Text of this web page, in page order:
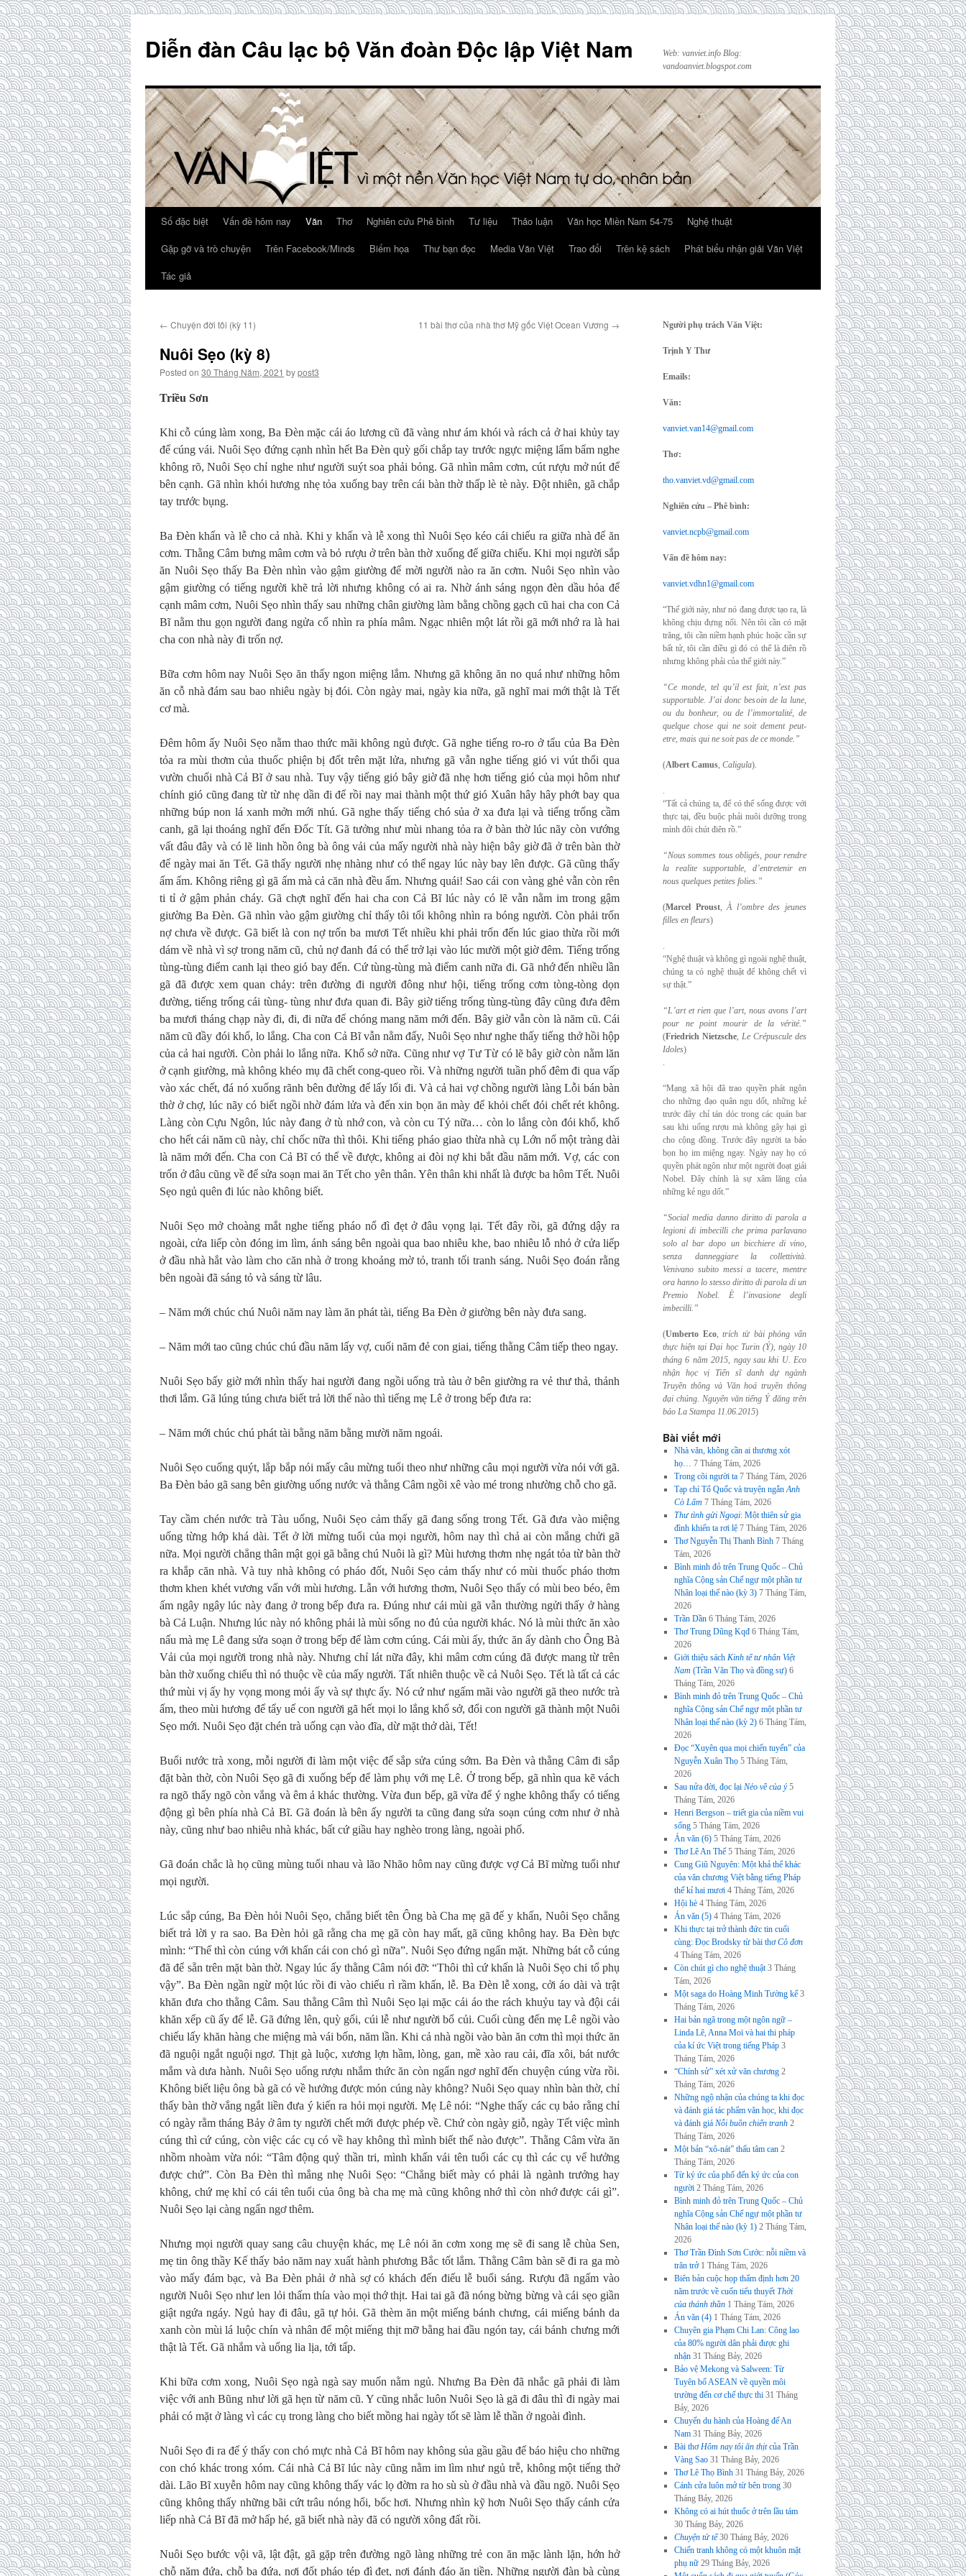
content
Diễn đàn Câu lạc bộ Văn đoàn Độc lập Việt Nam
Web: vanviet.info Blog:
vandoanviet.blogspot.com
Số đặc biệt Vấn đề hôm nay Văn Thơ Nghiên cứu Phê bình Tư liệu Thảo luận Văn học Miền Nam 54-75
Nghệ thuật
Gặp gỡ và trò chuyện
Trên Facebook/Minds Biếm họa Thư bạn đọc Media Văn Việt Trao đổi Trên kệ sách
Phát biểu nhận giải Văn Việt
Tác giả
← Chuyện đời tôi (kỳ 11) 11 bài thơ của nhà thơ Mỹ gốc Việt Ocean Vương →
Nuôi Sẹo (kỳ 8)
Posted on 30 Tháng Năm, 2021 bypost3
Triều Sơn
Khi cỗ cúng làm xong, Ba Đèn mặc cái áo lương cũ đã vàng như ám khói và rách cả ở hai khủy tay
để cúng vái. Nuôi Sẹo đứng cạnh nhìn hết Ba Đèn quỳ gối chắp tay trước ngực miệng lẩm bẩm nghe
không rõ, Nuôi Sẹo chỉ nghe như người suýt soa phải bỏng. Gã nhìn mâm cơm, cút rượu mở nút để
bên cạnh. Gã nhìn khói hương nhẹ tỏa xuống bay trên cái bàn thờ thấp lè tè này. Đột nhiên, gã chắp
tay trước bụng.
Ba Đèn khấn và lễ cho cả nhà. Khi y khấn và lễ xong thì Nuôi Sẹo kéo cái chiếu ra giữa nhà để ăn
cơm. Thằng Câm bưng mâm cơm và bỏ rượu ở trên bàn thờ xuống để giữa chiếu. Khi mọi người sắp
ăn Nuôi Sẹo thấy Ba Đèn nhìn vào gậm giường để mời người nào ra ăn cơm. Nuôi Sẹo nhìn vào
gậm giường có tiếng người khẽ trả lời nhưng không có ai ra. Nhờ ánh sáng ngọn đèn dầu hỏa để
cạnh mâm cơm, Nuôi Sẹo nhìn thấy sau những chân giường làm bằng chồng gạch cũ hai cha con Cả
Bĩ nằm thu gọn người đang ngửa cổ nhìn ra phía mâm. Ngạc nhiên một lát rồi gã mới nhớ ra là hai
cha con nhà này đi trốn nợ.
Bữa cơm hôm nay Nuôi Sẹo ăn thấy ngon miệng lắm. Nhưng gã không ăn no quá như những hôm
ăn cỗ nhà đám sau bao nhiêu ngày bị đói. Còn ngày mai, ngày kia nữa, gã nghĩ mai mới thật là Tết
cơ mà.
Đêm hôm ấy Nuôi Sẹo nằm thao thức mãi không ngủ được. Gã nghe tiếng ro-ro ở tẩu của Ba Đèn
tỏa ra mùi thơm của thuốc phiện bị đốt trên mặt lửa, nhưng gã vẫn nghe tiếng gió vi vút thổi qua
vườn chuối nhà Cả Bĩ ở sau nhà. Tuy vậy tiếng gió bây giờ đã nhẹ hơn tiếng gió của mọi hôm như
chính gió cũng đang từ từ nhẹ dần đi để rồi nay mai thành một thứ gió Xuân hây hây phớt bay qua
những búp non lá xanh mởn mới nhú. Gã nghe thấy tiếng chó sủa ở xa đưa lại và tiếng trống cầm
canh, gã lại thoáng nghĩ đến Đốc Tít. Gã tưởng như mùi nhang tỏa ra ở bàn thờ lúc nãy còn vướng
vất đâu đây và có lẽ linh hồn ông bà ông vải của mấy người nhà này hiện bây giờ đã ở trên bàn thờ
để ngày mai ăn Tết. Gã thấy người nhẹ nhàng như có thể ngay lúc này bay lên được. Gã cũng thấy
ấm ấm. Không riêng gì gã ấm mà cả căn nhà đều ấm. Nhưng quái! Sao cái con vàng ghẻ vẫn còn rên
ti tỉ ở gậm phản cháy. Gã chợt nghĩ đến hai cha con Cả Bĩ lúc này có lẽ vẫn nằm im trong gậm
giường Ba Đèn. Gã nhìn vào gậm giường chỉ thấy tôi tối không nhìn ra bóng người. Còn phải trốn
nợ chưa về được. Gã biết là con nợ trốn ba mươi Tết nhiều khi phải trốn đến lúc giao thừa rồi mới
dám về nhà vì sợ trong năm cũ, chủ nợ đanh đá có thể trở lại vào lúc mười một giờ đêm. Tiếng trống
tùng-tùng điểm canh lại theo gió bay đến. Cứ tùng-tùng mà điểm canh nữa đi. Gã nhớ đến nhiều lần
gã đã được xem quan chảy: trên đường đi người đông như hội, tiếng trống cơm tòng-tòng dọn
đường, tiếng trống cái tùng- tùng như đưa quan đi. Bây giờ tiếng trống tùng-tùng đây cũng đưa đêm
ba mươi tháng chạp này đi, đi, đi nữa để chóng mang năm mới đến. Bây giờ vẫn còn là năm cũ. Cái
năm cũ đầy đói khổ, lo lắng. Cha con Cả Bĩ vẫn nằm đấy, Nuôi Sẹo như nghe thấy tiếng thở hồi hộp
của cả hai người. Còn phải lo lắng nữa. Khổ sở nữa. Cũng như vợ Tư Từ có lẽ bây giờ còn nằm lăn
ở cạnh giường, mà không khéo mụ đã chết cong-queo rồi. Và những người tuần phố đêm đi qua vấp
vào xác chết, đá nó xuống rãnh bên đường để lấy lối đi. Và cả hai vợ chồng người làng Lỗi bán bàn
thờ ở chợ, lúc nãy có biết ngồi nhờ đám lửa và đến xin bọn ăn mày để khỏi chết đói chết rét không.
Làng còn Cựu Ngôn, lúc này đang ở tù nhớ con, và còn cu Tý nữa… còn lo lắng còn đói khổ, khổ
cho hết cái năm cũ này, chỉ chốc nữa thì thôi. Khi tiếng pháo giao thừa nhà cụ Lớn nổ một tràng dài
là năm mới đến. Cha con Cả Bĩ có thể về được, không ai đòi nợ khi bắt đầu năm mới. Vợ, các con
trốn ở đâu cũng về để sửa soạn mai ăn Tết cho yên thân. Yên thân khi nhất là được ba hôm Tết. Nuôi
Sẹo ngủ quên đi lúc nào không biết.
Nuôi Sẹo mở choàng mắt nghe tiếng pháo nổ đì đẹt ở đâu vọng lại. Tết đây rồi, gã đứng dậy ra
ngoài, cửa liếp còn đóng im lìm, ánh sáng bên ngoài qua bao nhiêu khe, bao nhiêu lỗ nhỏ ở cửa liếp
ở đầu nhà hắt vào làm cho căn nhà ở trong khoảng mờ tỏ, tranh tối tranh sáng. Nuôi Sẹo đoán rằng
bên ngoài đã sáng tỏ và sáng từ lâu.
– Năm mới chúc chú Nuôi năm nay làm ăn phát tài, tiếng Ba Đèn ở giường bên này đưa sang.
– Năm mới tao cũng chúc chú đầu năm lấy vợ, cuối năm đẻ con giai, tiếng thằng Câm tiếp theo ngay.
Nuôi Sẹo bấy giờ mới nhìn thấy hai người đang ngồi uống trà tàu ở bên giường ra vẻ thư thả, thảnh
thơi lắm. Gã lúng túng chưa biết trả lời thế nào thì tiếng mẹ Lê ở trong bếp đưa ra:
– Năm mới chúc chú phát tài bằng năm bằng mười năm ngoái.
Nuôi Sẹo cuống quýt, lắp bắp nói mấy câu mừng tuổi theo như những câu mọi người vừa nói với gã.
Ba Đèn bảo gã sang bên giường uống nước và thằng Câm ngồi xê vào mé trong nhường chỗ cho gã.
Tay cầm chén nước trà Tàu uống, Nuôi Sẹo cảm thấy gã đang sống trong Tết. Gã đưa vào miệng
uống từng hớp khá dài. Tết ở lời mừng tuổi của mọi người, hôm nay thì chả ai còn mắng chửi gã
nữa. Mọi người chẳng thân mật gọi gã bằng chú Nuôi là gì? Mùi hương thơm nhẹ ngát tỏa từ bàn thờ
ra khắp căn nhà. Và tuy nhà không có pháo đốt, Nuôi Sẹo cảm thấy như có mùi thuốc pháo thơm
thơm khen khét vương vấn với mùi hương. Lẫn với hương thơm, Nuôi Sẹo thấy có mùi beo béo, êm
ấm ngây ngây lúc này đang ở trong bếp đưa ra. Đúng như cái mùi gã vẫn thường ngửi thấy ở hàng
bà Cả Luận. Nhưng lúc này nó không phải là mùi sống no đủ của người khác. Nó là mùi thức ăn xào
nấu mà mẹ Lê đang sửa soạn ở trong bếp để làm cơm cúng. Cái mùi ấy, thức ăn ấy dành cho Ông Bà
Vải của mọi người trong nhà này. Nhưng chỉ lát nữa đây, khi mâm cơm cúng đã được mang từ trên
bàn thờ xuống chiếu thì nó thuộc về của mấy người. Tất nhiên thuộc về cả Nuôi Sẹo. Tết là tất cả các
thứ mùi vị ấy hy vọng mong mỏi ấy và sự thực ấy. Nó cứ như ngấm mãi vào người gã theo nước trà
ấm, theo mùi hương để tẩy uế con người gã hết mọi lo lắng khổ sở, đổi con người gã thành một Nuôi
Sẹo mới. Nuôi Sẹo đặt chén trà uống cạn vào đĩa, dừ mặt thở dài, Tết!
Buổi nước trà xong, mỗi người đi làm một việc để sắp sửa cúng sớm. Ba Đèn và thằng Câm đi sắp
đặt bàn thờ, còn Nuôi Sẹo gã đi xuống bếp để làm phụ với mẹ Lê. Ở trong bếp, gã nhìn qua kẽ vách
ra ngõ thấy ngõ còn vắng và êm ả khác thường. Vừa đun bếp, gã vừa để ý nghe không thấy có tiếng
động gì bên phía nhà Cả Bĩ. Gã đoán là bên ấy người ta cũng đang sửa soạn cúng cơm như ở nhà
này, cũng như bao nhiêu nhà khác, bất cứ giầu hay nghèo trong làng, ngoài phố.
Gã đoán chắc là họ cũng mùng tuổi nhau và lão Nhão hôm nay cũng được vợ Cả Bĩ mừng tuổi như
mọi người.
Lúc sắp cúng, Ba Đèn hỏi Nuôi Sẹo, chẳng biết tên Ông bà Cha mẹ gã để y khấn, Nuôi Sẹo chẳng
biết trả lời y ra sao. Ba Đèn hỏi gã rằng cha mẹ gã còn hay mất, gã cũng không hay. Ba Đèn bực
mình: “Thế thì còn cúng với khấn cái con chó gì nữa”. Nuôi Sẹo đứng ngẩn mặt. Những bát cỗ cúng
đã để sẵn trên mặt bàn thờ. Ngay lúc ấy thằng Câm nói đỡ: “Thôi thì cứ khấn là Nuôi Sẹo chi tổ phụ
vậy”. Ba Đèn ngần ngừ một lúc rồi đi vào chiếu rì rầm khấn, lễ. Ba Đèn lễ xong, cởi áo dài và trật
khăn đưa cho thằng Câm. Sau thằng Câm thì Nuôi Sẹo lại mặc cái áo the rách khuỷu tay và đội cái
khăn xếp cũ ấy để lễ. Gã đứng lên, quỳ gối, cúi lễ như người bổ củi. Cuối cùng đến mẹ Lê ngồi vào
chiếu lấy khăn hàng che miệng mà vái bốn, năm lần. Khi cả nhà ngồi vào bàn ăn cơm thì mọi thức ăn
đã nguội ngắt nguội ngơ. Thịt gà luộc, xương lợn hầm, lòng, gan, mề xào rau cải, đĩa xôi, bát nước
mắm và dưa hành. Nuôi Sẹo uống rượu nhắm thức ăn còn ngẩn ngơ nghĩ đến chuyện cúng vừa rồi.
Không biết liệu ông bà gã có về hưởng được món cúng này không? Nuôi Sẹo quay nhìn bàn thờ, chỉ
thấy bàn thờ vắng ngắt liền đưa ý kiến ra hỏi mọi người. Mẹ Lê nói: “Nghe thấy các cụ bảo rằng chỉ
có ngày rằm tháng Bảy ở âm ty người chết mới được phép về. Chứ còn ngày giỗ, ngày Tết việc mình
cúng thì cứ cúng, còn việc các cụ có về hay không thì mình biết thế nào được”. Thằng Câm vừa ăn
nhồm nhoàm vừa nói: “Tâm động quỷ thần tri, mình khấn vái tên tuổi các cụ thì các cụ vể hưởng
được chứ”. Còn Ba Đèn thì mắng nhẹ Nuôi Sẹo: “Chẳng biết mày có phải là ngành trưởng hay
không, chứ mẹ khỉ có cái tên tuổi của ông bà cha mẹ mà cũng không nhớ thì còn nhớ được cái gì”.
Nuôi Sẹo lại càng ngẩn ngơ thêm.
Nhưng mọi người quay sang câu chuyện khác, mẹ Lê nói ăn cơm xong mẹ sẽ đi sang lễ chùa Sen,
mẹ tin ông thầy Kế thấy bảo năm nay xuất hành phương Bắc tốt lắm. Thằng Câm bàn sẽ đi ra ga mò
vào mấy đám bạc, và Ba Đèn phải ở nhà sợ có khách đến điếu lễ buổi sáng. Rượu đã ngấm vào
người Nuôi Sẹo như len lỏi thấm thía vào mọi thớ thịt. Hai tai gã đã nóng bừng bừng và cái sẹo giần
giật ngứa ngáy. Ngủ hay đi đâu, gã tự hỏi. Gã thèm ăn một miếng bánh chưng, cái miếng bánh da
xanh còn mùi lá luộc chín và nhân để một miếng thịt mỡ bằng hai đầu ngón tay, cái bánh chưng mới
thật là Tết. Gã nhắm và uống lia lịa, tới tấp.
Khi bữa cơm xong, Nuôi Sẹo ngà ngà say muốn nằm ngủ. Nhưng Ba Đèn đã nhắc gã phải đi làm
việc với anh Bũng như lời gã hẹn từ năm cũ. Y cũng nhắc luôn Nuôi Sẹo là gã đi đâu thì đi ngày mai
phải có mặt ở làng vì các cụ trong làng cho biết mồng hai ngày tốt sẽ làm lễ thần ở ngoài đình.
Nuôi Sẹo đi ra để ý thấy con chó mực nhà Cả Bĩ hôm nay không sủa gầu gầu để báo hiệu cho những
con chó khác trong xóm. Cái nhà Cả Bĩ lúc này cũng nằm im lìm như ngủ trễ, không một tiếng thở
dài. Lão Bĩ xuyễn hôm nay cũng không thấy vác lọ đờm ra ho sù sù ở đầu nhà và đầu ngõ. Nuôi Sẹo
cũng không thấy những bãi cứt trâu nóng hổi, bốc hơi. Nhưng nhìn kỹ hơn Nuôi Sẹo thấy cánh cửa
liếp nhà Cả Bĩ đã mở hấp hé, gã biết nhà này đã có người xông đất rồi.
Nuôi Sẹo bước vội vã, lật đật, gã gặp trên đường ngõ làng những trẻ con ăn mặc lành lặn, hớn hở
chỗ năm đứa, chỗ ba đứa, nơi đốt pháo tép đì đẹt, nơi đánh đáo ăn tiền. Những người đàn bà cùng
Người phụ trách Văn Việt:
Trịnh Y Thư
Emails:
Văn:
vanviet.van14@gmail.com
Thơ:
tho.vanviet.vd@gmail.com
Nghiên cứu – Phê bình:
vanviet.ncpb@gmail.com
Vấn đề hôm nay:
vanviet.vdhn1@gmail.com
“Thế giới này, như nó đang được tạo ra, là
không chịu đựng nổi. Nên tôi cần có mặt
trăng, tôi cần niềm hạnh phúc hoặc cần sự
bất tử, tôi cần điều gì đó có thể là điên rồ
nhưng không phải của thế giới này.”
“Ce monde, tel qu’il est fait, n’est pas
supportable. J’ai donc besoin de la lune,
ou du bonheur, ou de l’immortalité, de
quelque chose qui ne soit dement peut-
etre, mais qui ne soit pas de ce monde.”
(Albert Camus, Caligula).
.
“Tất cả chúng ta, để có thể sống được với
thực tại, đều buộc phải nuôi dưỡng trong
mình đôi chút điên rồ.”
“Nous sommes tous obligés, pour rendre
la realite supportable, d’entretenir en
nous quelques petites folies.”
(Marcel Proust,À l’ombre des jeunes
filles en fleurs)
.
“Nghệ thuật và không gì ngoài nghệ thuật,
chúng ta có nghệ thuật để không chết vì
sự thật.”
“L’art et rien que l’art, nous avons l’art
pour ne point mourir de la vérité.”
(Friedrich Nietzsche, Le Crépuscule des
Idoles)
.
“Mạng xã hội đã trao quyền phát ngôn
cho những đạo quân ngu dốt, những kẻ
trước đây chỉ tán dóc trong các quán bar
sau khi uống rượu mà không gây hại gì
cho cộng đồng. Trước đây người ta bảo
bọn họ im miệng ngay. Ngày nay họ có
quyền phát ngôn như một người đoạt giải
Nobel. Đây chính là sự xâm lăng của
những kẻ ngu dốt.”
“Social media danno diritto di parola a
legioni di imbecilli che prima parlavano
solo albar dopo un bicchiere di vino,
senza danneggiare la collettività.
Venivano subito messi a tacere, mentre
ora hanno lo stesso diritto di parola di un
Premio Nobel. È l’invasione degli
imbecilli.”
(Umberto Eco,trích từ bài phỏng vấn
thực hiện tại Đại học Turin (Ý), ngày 10
tháng 6 năm 2015, ngay sau khi U. Eco
nhận học vị Tiến sĩ danh dự ngành
Truyền thông và Văn hoá truyền thông
đại chúng. Nguyên văn tiếng Ý đăng trên
báo La Stampa 11.06.2015)
Bài viết mới
Nhà văn, không cần ai thương xót
họ… 7 Tháng Tám, 2026
Trong cõi người ta 7 Tháng Tám, 2026
Tạp chí Tổ Quốc và truyện ngắnAnh
Cò Lấm 7 Tháng Tám, 2026
Thư tình gửi Ngoại: Một thiên sử gia
đình khiến ta rơi lệ 7 Tháng Tám, 2026
Thơ Nguyễn Thị Thanh Bình 7 Tháng
Tám, 2026
Bình minh đỏ trên Trung Quốc – Chủ
nghĩa Cộng sản Chế ngự một phần tư
Nhân loại thế nào (kỳ 3) 7 Tháng Tám,
2026
Trần Dần 6 Tháng Tám, 2026
Thơ Trung Dũng Kqđ 6 Tháng Tám,
2026
Giới thiệu sách Kinh tế tư nhân Việt
Nam (Trần Văn Thọ và đồng sự) 6
Tháng Tám, 2026
Bình minh đỏ trên Trung Quốc – Chủ
nghĩa Cộng sản Chế ngự một phần tư
Nhân loại thế nào (kỳ 2) 6 Tháng Tám,
2026
Đọc “Xuyên qua mọi chiến tuyến” của
Nguyễn Xuân Thọ 5 Tháng Tám,
2026
Sau nửa đời, đọc lại Nẻo về của ý 5
Tháng Tám, 2026
Henri Bergson – triết gia của niềm vui
sống 5 Tháng Tám, 2026
Án văn (6) 5 Tháng Tám, 2026
Thơ Lê An Thế 5 Tháng Tám, 2026
Cung Giũ Nguyên: Một khả thể khác
của văn chương Việt bằng tiếng Pháp
thế kỉ hai mươi 4 Tháng Tám, 2026
Hội hè 4 Tháng Tám, 2026
Án văn (5) 4 Tháng Tám, 2026
Khi thực tại trở thành đức tin cuối
cùng: Đọc Brodsky từ bài thơCô đơn
4 Tháng Tám, 2026
Còn chút gì cho nghệ thuật 3 Tháng
Tám, 2026
Một saga do Hoàng Minh Tường kể 3
Tháng Tám, 2026
Hai bản ngã trong một ngôn ngữ –
Linda Lê, Anna Moï và hai thi pháp
của kí ức Việt trong tiếng Pháp 3
Tháng Tám, 2026
“Chính sử” xét xử văn chương 2
Tháng Tám, 2026
Những ngộ nhận của chúng ta khi đọc
và đánh giá tác phẩm văn học, khi đọc
và đánh giá Nỗi buồn chiến tranh 2
Tháng Tám, 2026
Một bản “xô-nát” thấu tâm can 2
Tháng Tám, 2026
Từ ký ức của phố đến ký ức của con
người 2 Tháng Tám, 2026
Bình minh đỏ trên Trung Quốc – Chủ
nghĩa Cộng sản Chế ngự một phần tư
Nhân loại thế nào (kỳ 1) 2 Tháng Tám,
2026
Thơ Trần Đình Sơn Cước: nỗi niềm và
trăn trở 1 Tháng Tám, 2026
Biên bản cuộc họp thẩm định hơn 20
năm trước về cuốn tiểu thuyếtThời
của thánh thần 1 Tháng Tám, 2026
Án văn (4) 1 Tháng Tám, 2026
Chuyên gia Phạm Chi Lan: Công lao
của 80% người dân phải được ghi
nhận 31 Tháng Bảy, 2026
Bảo vệ Mekong và Salween: Từ
Tuyên bố ASEAN về quyền môi
trường đến cơ chế thực thi 31 Tháng
Bảy, 2026
Chuyến du hành của Hoàng đế An
Nam 31 Tháng Bảy, 2026
Bài thơHôm nay tôi ăn thịtcủa Trần
Vàng Sao 31 Tháng Bảy, 2026
Thơ Lê Thọ Bình 31 Tháng Bảy, 2026
Cánh cửa luôn mở từ bên trong 30
Tháng Bảy, 2026
Không có ai hút thuốc ở trên lầu tám
30 Tháng Bảy, 2026
Chuyện tử tế 30 Tháng Bảy, 2026
Chiến tranh không có một khuôn mặt
phụ nữ 29 Tháng Bảy, 2026